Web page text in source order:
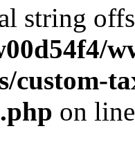
string
custom-
on